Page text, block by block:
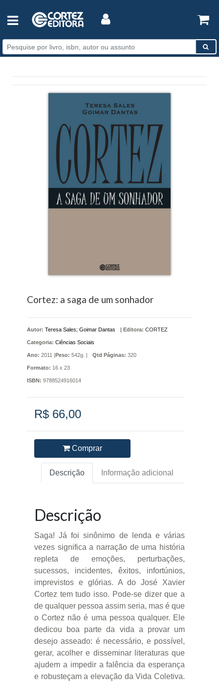
Cortez: a saga de um sonhador
Autor: Teresa Sales; Goimar Dantas | Editora: CORTEZ
Categoria: Ciências Sociais
Ano: 2011 |Peso: 542g. | Qtd Páginas: 320
Formato: 16 x 23
ISBN: 9788524916014
R$ 66,00
Comprar
Descrição Informação adicional
Descrição
Saga! Já foi sinônimo de lenda e várias
vezes significa a narração de uma história
repleta de emoções, perturbações,
sucessos, incidentes, êxitos, infortúnios,
imprevistos e glórias. A do José Xavier
Cortez tem tudo isso. Pode-se dizer que a
de qualquer pessoa assim seria, mas é que
o Cortez não é uma pessoa qualquer. Ele
dedicou boa parte da vida a provar um
desejo asseado: é necessário, e possível,
gerar, acolher e disseminar literaturas que
ajudem a impedir a falência da esperança
e robusteçam a elevação da Vida Coletiva.